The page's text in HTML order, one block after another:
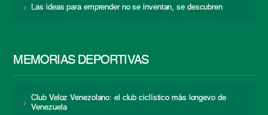
Las ideas para emprender no se inventan, se descubren
MEMORIAS DEPORTIVAS
Club Veloz Venezolano: el club ciclístico más longevo de
Venezuela